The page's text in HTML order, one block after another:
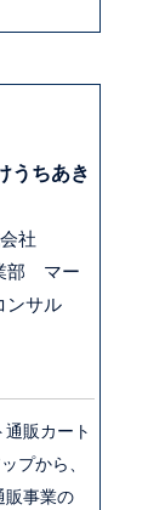
うちあき
社
部 マー
ンサル
販カート
プから、
販事業の